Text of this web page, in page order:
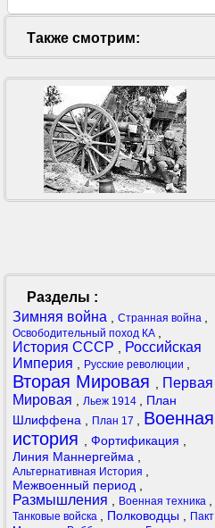
Также смотрим:
Разделы :
Зимняя война
Странная война
Освободительный поход КА
История СССР
Российская
Империя
Русские революции
Вторая Мировая
Первая
Мировая
Льеж 1914
План
Шлиффена
План 17
Военная
история
Фортификация
Линия Маннергейма
Альтернативная История
Межвоенный период
Размышления Военная техника
Танковые войска Полководцы
Пакт